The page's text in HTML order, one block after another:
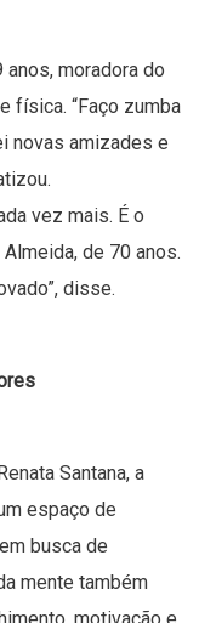
moradora do
física. “Faço zumba
novas amizades e
vez mais. É o
de 70 anos.
disse.
Santana, a
espaço de
busca de
mente também